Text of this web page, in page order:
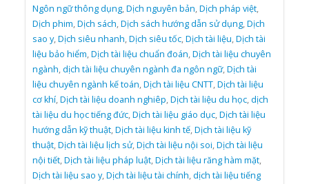
Ngôn ngữ thông dụng,Dịch nguyên bản,Dịch pháp việt,
Dịch phim,Dịch sách,Dịch sách hướng dẫn sử dụng,Dịch
sao y,Dịch siêu nhanh,Dịch siêu tốc,Dịch tài liệu,Dịch tài
liệu bảo hiểm,Dịch tài liệu chuẩn đoán,Dịch tài liệu chuyên
ngành,dịch tài liệu chuyên ngành đa ngôn ngữ,Dịch tài
liệu chuyên ngành kế toán,Dịch tài liệu CNTT,Dịch tài liệu
cơ khí,Dịch tài liệu doanh nghiêp,Dịch tài liệu du học,dịch
tài liệu du học tiếng đức,Dịch tài liệu giáo dục,Dịch tài liệu
hướng dẫn kỹ thuật,Dịch tài liệu kinh tế,Dịch tài liệu kỹ
thuật,Dịch tài liệu lịch sử,Dịch tài liệu nội soi,Dịch tài liệu
nội tiết,Dịch tài liệu pháp luật,Dịch tài liệu răng hàm mặt,
Dịch tài liệu sao y,Dịch tài liệu tài chính,dịch tài liệu tiếng